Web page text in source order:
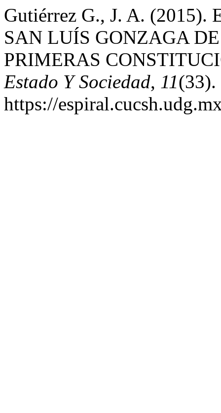
Gutiérrez G., J. A.
SAN LUÍS GONZAGA
PRIMERAS
Estado Y Sociedad, 11(33).
https://